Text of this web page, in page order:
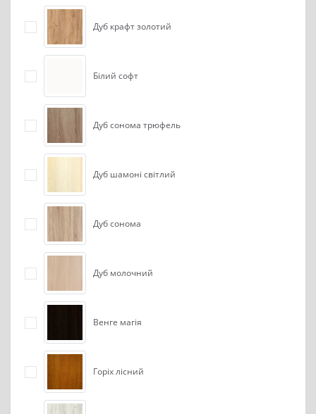
Дуб крафт золотий
Білий софт
Дуб сонома трюфель
Дуб шамоні світлий
Дуб сонома
Дуб молочний
Венге магія
Горіх лісний